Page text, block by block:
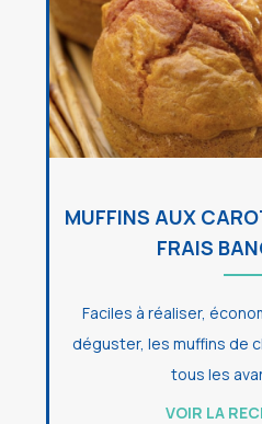
MUFFINS AUX
FRAIS
Faciles à réaliser,
déguster, les muffins de
tous les
VOIR LA